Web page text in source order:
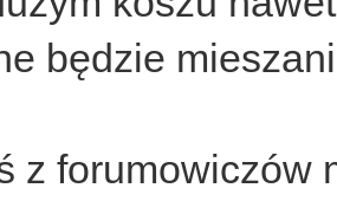
będzie
z forumowiczów